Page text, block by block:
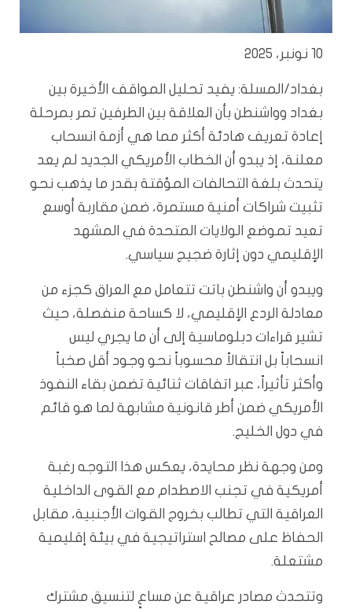
10 نونبر، 2025
بغداد/المسلة: يفيد تحليل المواقف الأخيرة بين
بغداد وواشنطن بأن العلاقة بين الطرفين تمر بمرحلة
إعادة تعريف هادئة أكثر مما هي أزمة انسحاب
معلنة، إذ يبدو أن الخطاب الأمريكي الجديد لم يعد
يتحدث بلغة التحالفات المؤقتة بقدر ما يذهب نحو
تثبيت شراكات أمنية مستمرة، ضمن مقاربة أوسع
تعيد تموضع الولايات المتحدة في المشهد
الإقليمي دون إثارة ضجيج سياسي.
ويبدو أن واشنطن باتت تتعامل مع العراق كجزء من
معادلة الردع الإقليمي، لا كساحة منفصلة، حيث
تشير قراءات دبلوماسية إلى أن ما يجري ليس
انسحاباً بل انتقالاً محسوباً نحو وجود أقل صخباً
وأكثر تأثيراً، عبر اتفاقات ثنائية تضمن بقاء النفوذ
الأمريكي ضمن أطر قانونية مشابهة لما هو قائم
في دول الخليج.
ومن وجهة نظر محايدة، يعكس هذا التوجه رغبة
أمريكية في تجنب الاصطدام مع القوى الداخلية
العراقية التي تطالب بخروج القوات الأجنبية، مقابل
الحفاظ على مصالح استراتيجية في بيئة إقليمية
مشتعلة.
وتتحدث مصادر عراقية عن مساعٍ لتنسيق مشترك